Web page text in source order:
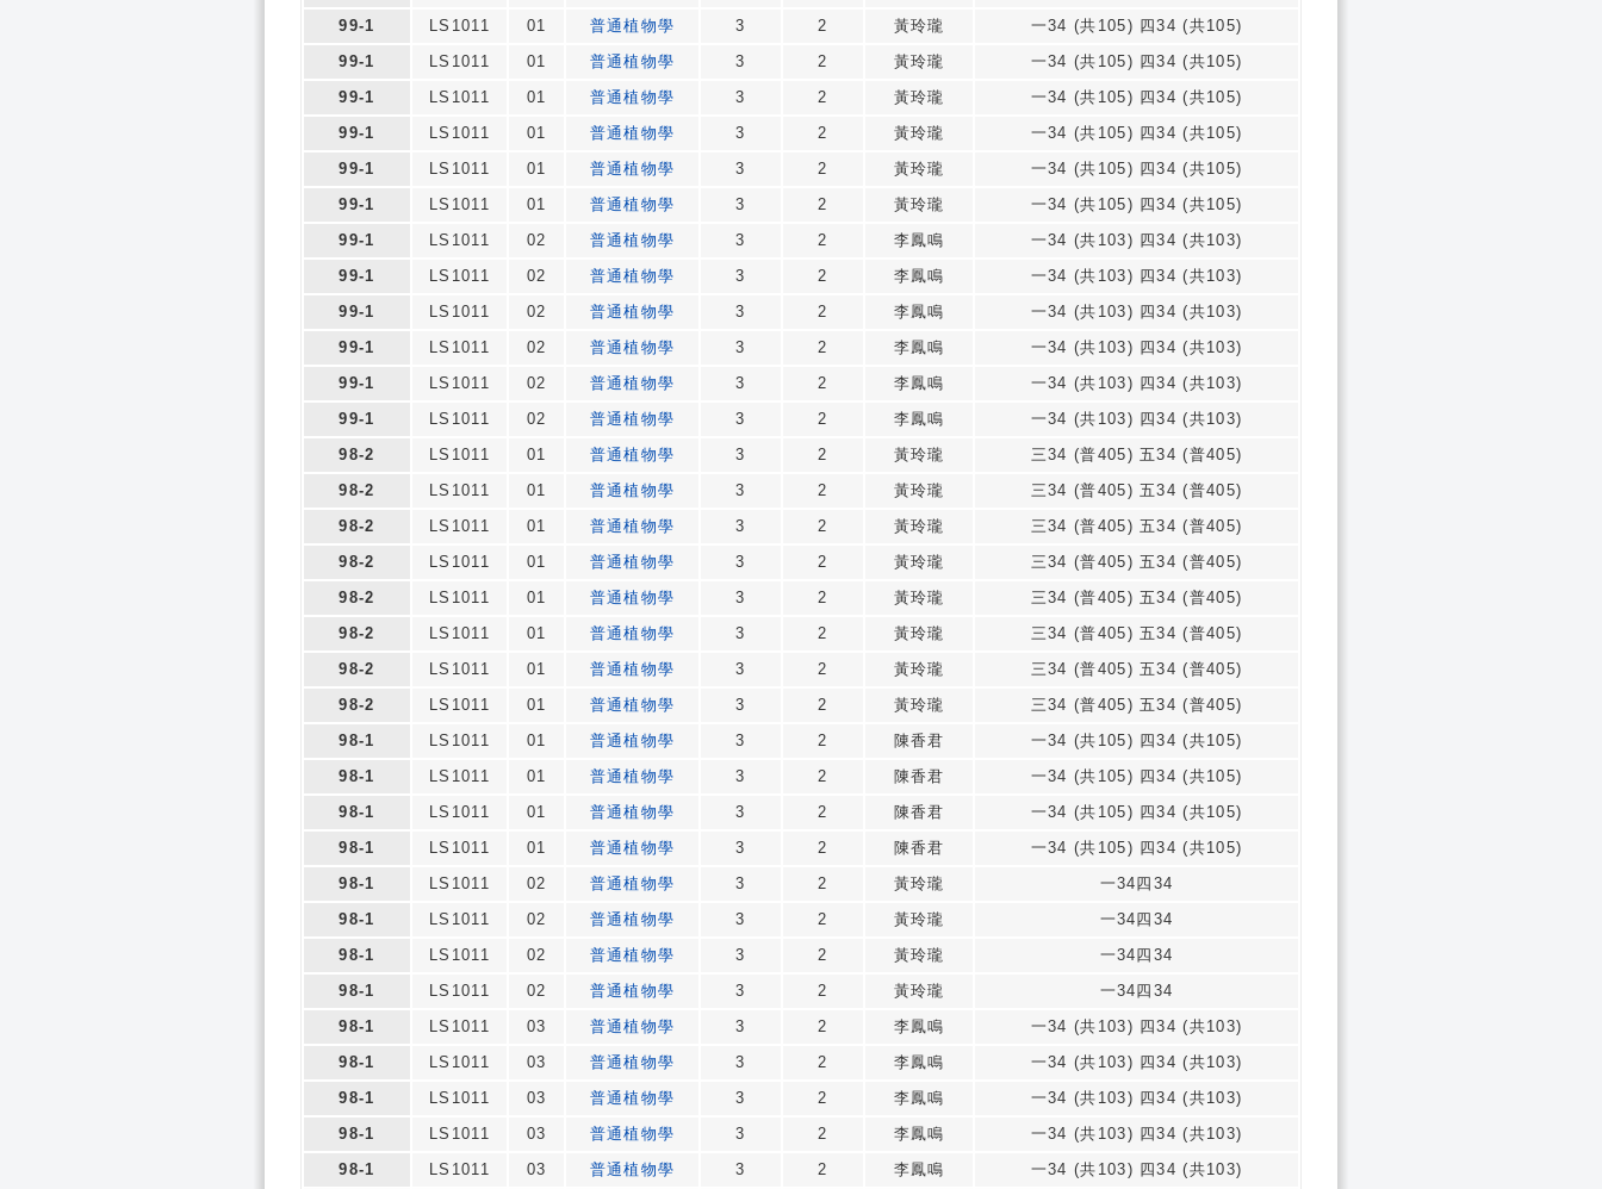
99-1
LS1011 01 普通植物學 3 2 黃玲瓏
一34 (共105) 四34 (共105)
99-1
LS1011 01 普通植物學 3 2 黃玲瓏
一34 (共105) 四34 (共105)
99-1
LS1011 01 普通植物學 3 2 黃玲瓏
一34 (共105) 四34 (共105)
99-1
LS1011 01 普通植物學 3 2 黃玲瓏
一34 (共105) 四34 (共105)
99-1
LS1011 01 普通植物學 3 2 黃玲瓏
一34 (共105) 四34 (共105)
99-1
LS1011 01 普通植物學 3 2 黃玲瓏
一34 (共105) 四34 (共105)
99-1
LS1011 02 普通植物學 3 2 李鳳鳴
一34 (共103) 四34 (共103)
99-1
LS1011 02 普通植物學 3 2 李鳳鳴
一34 (共103) 四34 (共103)
99-1
LS1011 02 普通植物學 3 2 李鳳鳴
一34 (共103) 四34 (共103)
99-1
LS1011 02 普通植物學 3 2 李鳳鳴
一34 (共103) 四34 (共103)
99-1
LS1011 02 普通植物學 3 2 李鳳鳴
一34 (共103) 四34 (共103)
99-1
LS1011 02 普通植物學 3 2 李鳳鳴
一34 (共103) 四34 (共103)
98-2
LS1011 01 普通植物學 3 2 黃玲瓏
三34 (普405) 五34 (普405)
98-2
LS1011 01 普通植物學 3 2 黃玲瓏
三34 (普405) 五34 (普405)
98-2
LS1011 01 普通植物學 3 2 黃玲瓏
三34 (普405) 五34 (普405)
98-2
LS1011 01 普通植物學 3 2 黃玲瓏
三34 (普405) 五34 (普405)
98-2
LS1011 01 普通植物學 3 2 黃玲瓏
三34 (普405) 五34 (普405)
98-2
LS1011 01 普通植物學 3 2 黃玲瓏
三34 (普405) 五34 (普405)
98-2
LS1011 01 普通植物學 3 2 黃玲瓏
三34 (普405) 五34 (普405)
98-2
LS1011 01 普通植物學 3 2 黃玲瓏
三34 (普405) 五34 (普405)
98-1
LS1011 01 普通植物學 3 2 陳香君
一34 (共105) 四34 (共105)
98-1
LS1011 01 普通植物學 3 2 陳香君
一34 (共105) 四34 (共105)
98-1
LS1011 01 普通植物學 3 2 陳香君
一34 (共105) 四34 (共105)
98-1
LS1011 01 普通植物學 3 2 陳香君
一34 (共105) 四34 (共105)
98-1
LS1011 02 普通植物學 3 2 黃玲瓏
一34四34
98-1
LS1011 02 普通植物學 3 2 黃玲瓏
一34四34
98-1
LS1011 02 普通植物學 3 2 黃玲瓏
一34四34
98-1
LS1011 02 普通植物學 3 2 黃玲瓏
一34四34
98-1
LS1011 03 普通植物學 3 2 李鳳鳴
一34 (共103) 四34 (共103)
98-1
LS1011 03 普通植物學 3 2 李鳳鳴
一34 (共103) 四34 (共103)
98-1
LS1011 03 普通植物學 3 2 李鳳鳴
一34 (共103) 四34 (共103)
98-1
LS1011 03 普通植物學 3 2 李鳳鳴
一34 (共103) 四34 (共103)
98-1
LS1011 03 普通植物學 3 2 李鳳鳴
一34 (共103) 四34 (共103)